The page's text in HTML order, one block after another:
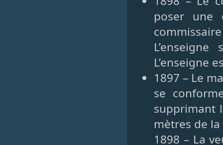
poser une
L’enseigne
1897 – Le
se
supprimant
mètres de
1898 – La